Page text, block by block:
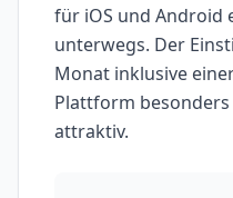
für iOS und Android
unterwegs. Der
Monat inklusive
Plattform
attraktiv.